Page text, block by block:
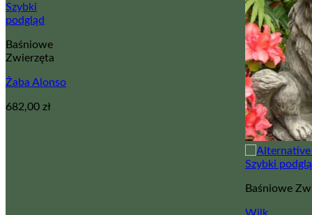
Szybki
podgląd
Baśniowe
Zwierzęta
Żaba Alonso
682,00 zł
Szybki
Baśniowe